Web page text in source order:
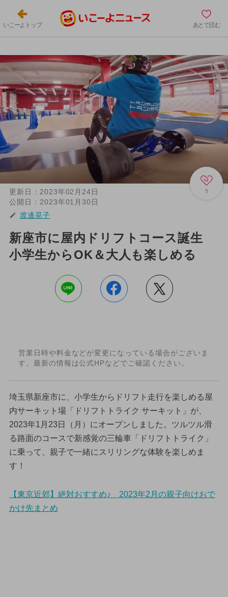
いこーよトップ あとで読む
5
更新日： 2023年02月24日
公開日： 2023年01月30日
渡邊晃子
新座市に屋内ドリフトコース誕生
小学生からOK＆大人も楽しめる
営業日時や料金などが変更になっている場合がございま
す。最新の情報は公式HPなどでご確認ください。
埼玉県新座市に、小学生からドリフト走行を楽しめる屋
内サーキット場「ドリフトトライク サーキット」が、
2023年1月23日（月）にオープンしました。ツルツル滑
る路面のコースで新感覚の三輪車「ドリフトトライク」
に乗って、親子で一緒にスリリングな体験を楽しめま
す！
【東京近郊】絶対おすすめ♪ 2023年2月の親子向けおで
かけ先まとめ